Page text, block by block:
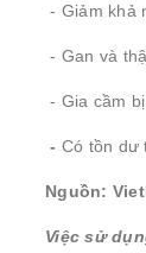
- Giảm khả
- Gan và
- Gia cầm
- Có tồn dư
Nguồn:
Việc sử